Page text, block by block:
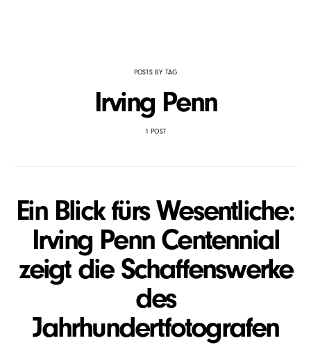
POSTS BY TAG
Irving Penn
1 POST
Ein Blick fürs Wesentliche:
Irving Penn Centennial
zeigt die Schaffenswerke
des
Jahrhundertfotografen